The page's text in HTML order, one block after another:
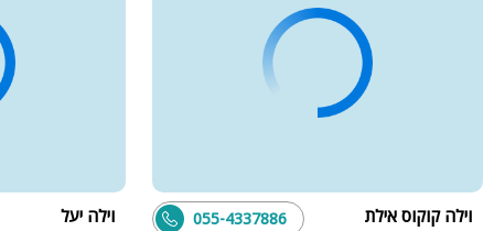
וילה קוקוס אילת 055-4337886 וילה יעל